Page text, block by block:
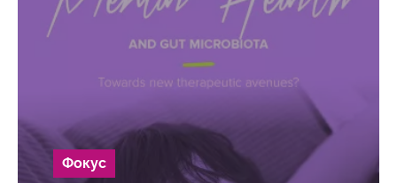
Фокус